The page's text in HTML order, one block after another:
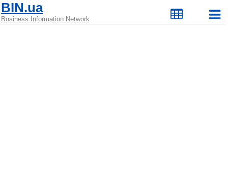
BIN.ua
Business Information Network